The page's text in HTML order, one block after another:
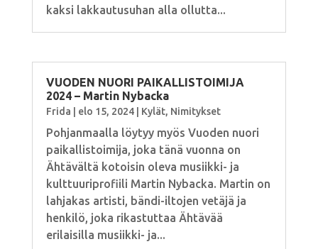
kaksi lakkautusuhan alla ollutta...
VUODEN NUORI PAIKALLISTOIMIJA
2024 – Martin Nybacka
Frida elo 15, 2024| Kylät, Nimitykset
Pohjanmaalla löytyy myös Vuoden nuori
paikallistoimija, joka tänä vuonna on
Ähtävältä kotoisin oleva musiikki- ja
kulttuuriprofiili Martin Nybacka. Martin on
lahjakas artisti, bändi-iltojen vetäjä ja
henkilö, joka rikastuttaa Ähtävää
erilaisilla musiikki- ja...